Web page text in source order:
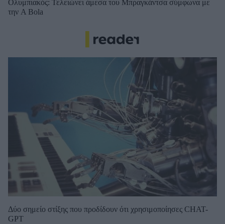
Ολυμπιακός: Τελειώνει άμεσα του Μπραγκάντσα σύμφωνα με
την A Bola
Δύο σημείο στίξης που προδίδουν ότι χρησιμοποίησες CHAT-
GPT